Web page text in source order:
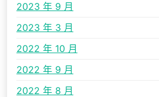
2023 年 9 月
2023 年 3 月
2022 年 10 月
2022 年 9 月
2022 年 8 月